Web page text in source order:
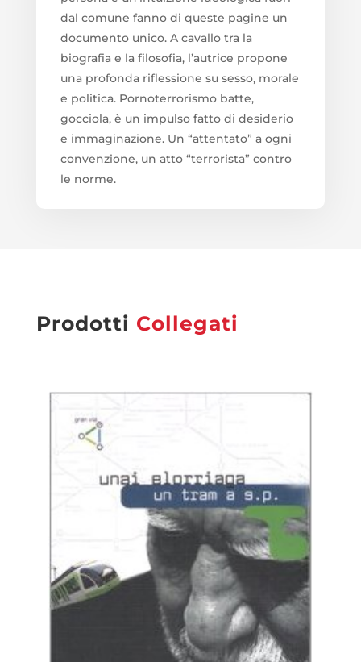
dal comune fanno di queste pagine un
documento unico. A cavallo tra la
biografia e la filosofia, l’autrice propone
una profonda riflessione su sesso, morale
e politica. Pornoterrorismo batte,
gocciola, è un impulso fatto di desiderio
e immaginazione. Un “attentato” a ogni
convenzione, un atto “terrorista” contro
le norme.
Prodotti Collegati